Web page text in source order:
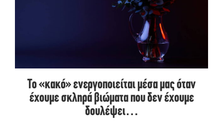
Το «κακό» ενεργοποιείται μέσα μας όταν
έχουμε σκληρά βιώματα που δεν έχουμε
δουλέψει…